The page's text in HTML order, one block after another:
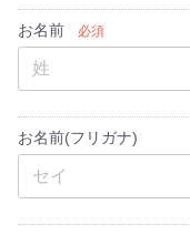
お名前 必須
お名前(フリガナ)